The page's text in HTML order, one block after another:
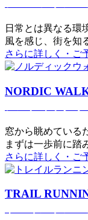
日常とは異なる環
風を感じ、街を知
さらに詳しく・ご
NORDIC
窓から眺めている
まずは一歩前に踏
さらに詳しく・ご
TRAIL